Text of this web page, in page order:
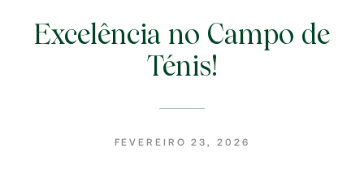
Excelência no Campo de
Ténis!
FEVEREIRO 23, 2026